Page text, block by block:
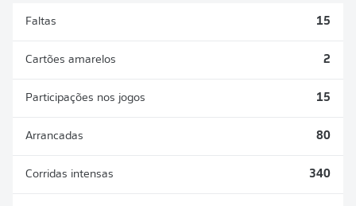
Faltas 15
Cartões amarelos 2
Participações nos jogos 15
Arrancadas 80
Corridas intensas 340